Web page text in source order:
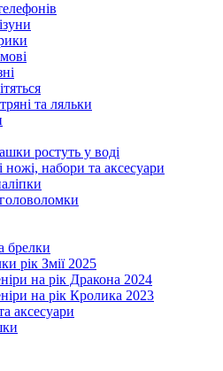
та ляльки
ростуть у воді
ножі, набори та аксесуари
брелки
рік Змії 2025
на рік Дракона 2024
на рік Кролика 2023
аксесуари